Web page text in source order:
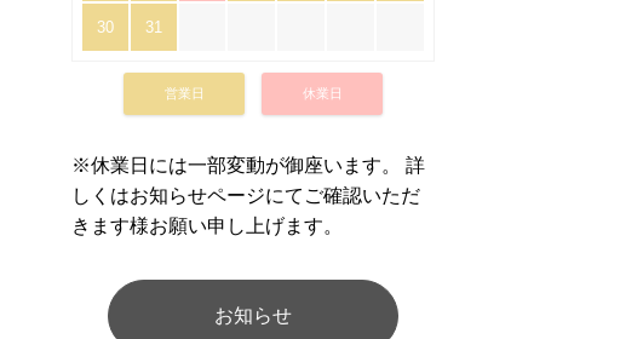
30 31
営業日 休業日
※休業日には一部変動が御座います。 詳
しくはお知らせページにてご確認いただ
きます様お願い申し上げます。
お知らせ